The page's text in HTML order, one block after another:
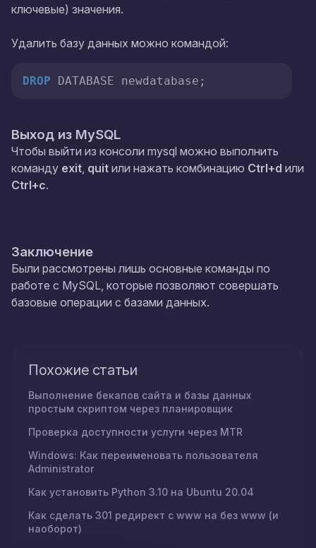
ключевые) значения.
Удалить базу данных можно командой:
DROP DATABASE newdatabase;
Выход из MySQL
Чтобы выйти из консоли mysql можно выполнить
команду exit, quit или нажать комбинацию Ctrl+d или
Ctrl+c.
Заключение
Были рассмотрены лишь основные команды по
работе с MySQL, которые позволяют совершать
базовые операции с базами данных.
Похожие статьи
Выполнение бекапов сайта и базы данных
простым скриптом через планировщик
Проверка доступности услуги через MTR
Windows: Как переименовать пользователя
Administrator
Как установить Python 3.10 на Ubuntu 20.04
Как сделать 301 редирект с www на без www (и
наоборот)